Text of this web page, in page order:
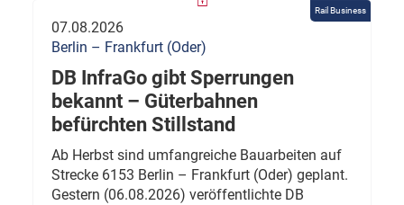
Rail Business
07.08.2026
Berlin – Frankfurt (Oder)
DB InfraGo gibt Sperrungen
bekannt – Güterbahnen
befürchten Stillstand
Ab Herbst sind umfangreiche Bauarbeiten auf
Strecke 6153 Berlin – Frankfurt (Oder) geplant.
Gestern (06.08.2026) veröffentlichte DB